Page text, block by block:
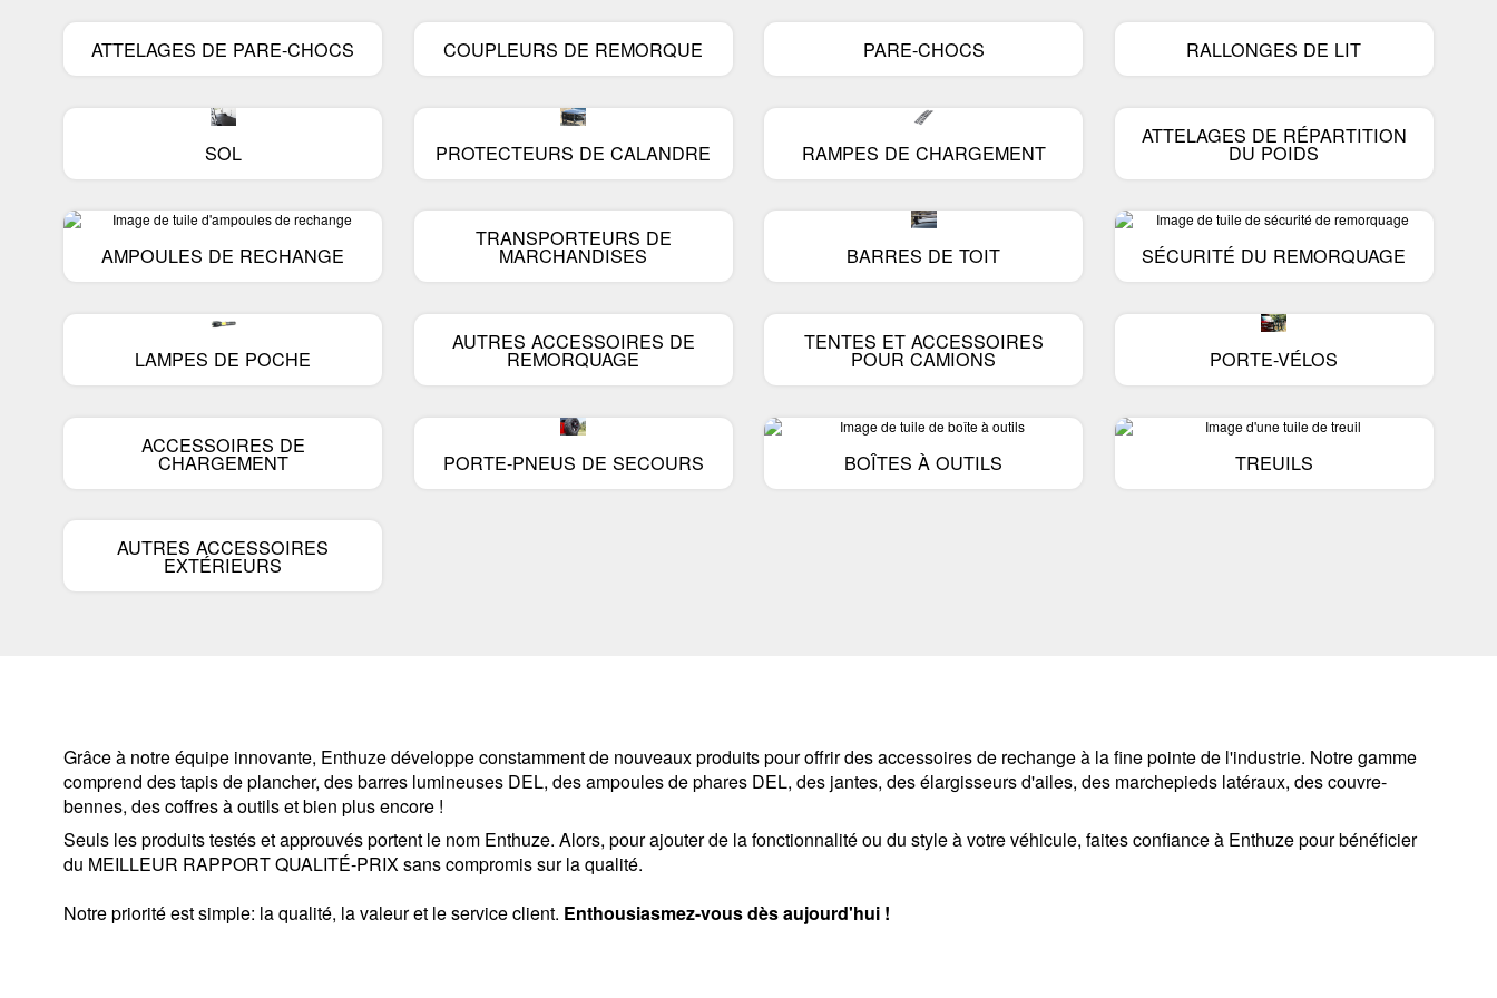
treuils
Balais d'essuie-glace
Autres accessoires
extérieurs
Accessoires de remorque
Spacekap Compak
Spacekap Wild
Spacecapp Diablo
ATTELAGES DE PARE-CHOCS COUPLEURS DE REMORQUE PARE-CHOCS RALLONGES DE LIT
SOL PROTECTEURS DE CALANDRE RAMPES DE CHARGEMENT
ATTELAGES DE RÉPARTITION
DU POIDS
AMPOULES DE RECHANGE
TRANSPORTEURS DE
MARCHANDISES BARRES DE TOIT SÉCURITÉ DU REMORQUAGE
LAMPES DE POCHE
AUTRES ACCESSOIRES DE
REMORQUAGE
TENTES ET ACCESSOIRES
POUR CAMIONS PORTE-VÉLOS
ACCESSOIRES DE
CHARGEMENT PORTE-PNEUS DE SECOURS BOÎTES À OUTILS TREUILS
AUTRES ACCESSOIRES
EXTÉRIEURS
Grâce à notre équipe innovante, Enthuze développe constamment de nouveaux produits pour offrir des accessoires de rechange à la fine pointe de l'industrie. Notre gamme
comprend des tapis de plancher, des barres lumineuses DEL, des ampoules de phares DEL, des jantes, des élargisseurs d'ailes, des marchepieds latéraux, des couvre-
bennes, des coffres à outils et bien plus encore !
Seuls les produits testés et approuvés portent le nom Enthuze. Alors, pour ajouter de la fonctionnalité ou du style à votre véhicule, faites confiance à Enthuze pour bénéficier
du MEILLEUR RAPPORT QUALITÉ-PRIX sans compromis sur la qualité.
Notre priorité est simple: la qualité, la valeur et le service client. Enthousiasmez-vous dès aujourd'hui !